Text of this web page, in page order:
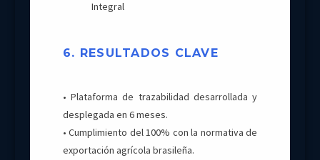
Integral
6. RESULTADOS CLAVE
• Plataforma de trazabilidad desarrollada y
desplegada en 6 meses.
• Cumplimiento del 100% con la normativa de
exportación agrícola brasileña.